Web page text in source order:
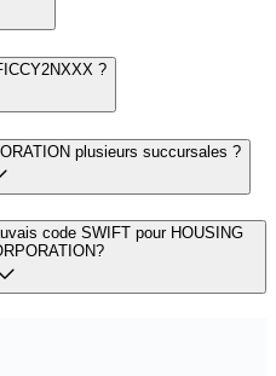
?
plusieurs succursales ?
code SWIFT pour HOUSING